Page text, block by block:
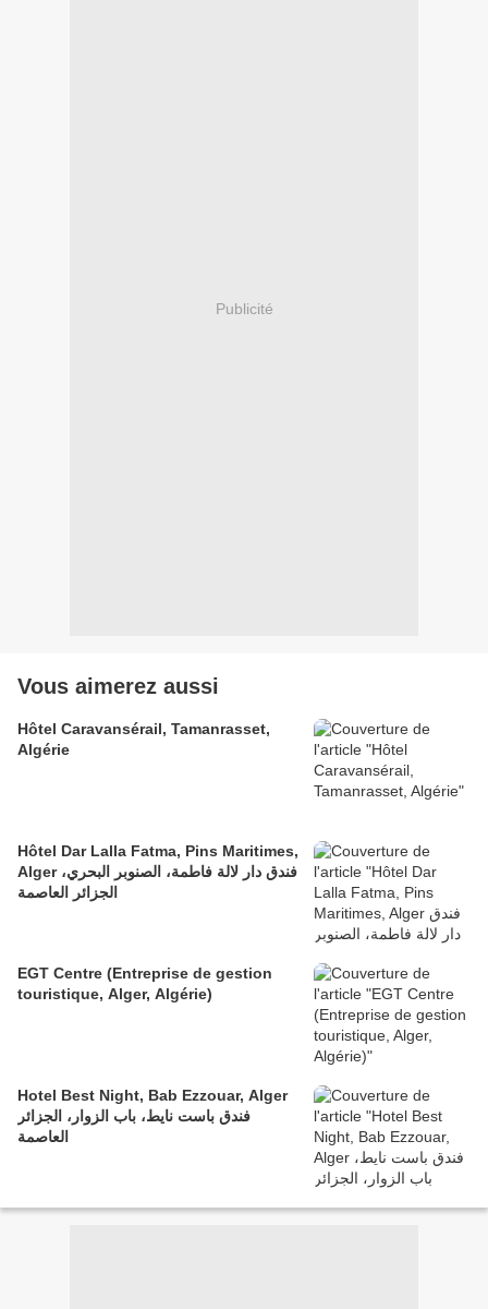
Publicité
Vous aimerez aussi
Hôtel Caravansérail, Tamanrasset,
Algérie
Hôtel Dar Lalla Fatma, Pins Maritimes,
Alger فندق دار لالة فاطمة، الصنوبر البحري،
الجزائر العاصمة
EGT Centre (Entreprise de gestion
touristique, Alger, Algérie)
Hotel Best Night, Bab Ezzouar, Alger
فندق باست نايط، باب الزوار، الجزائر
العاصمة